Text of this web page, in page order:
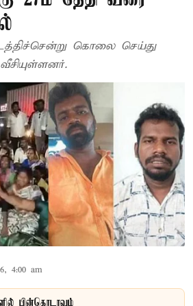
கொலை செய்து
4:00 am
பின்தொடரவும்